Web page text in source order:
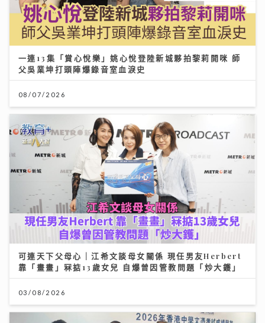
一連13集「賞心悅樂」姚心悅登陸新城夥拍黎莉開咪 師
父吳業坤打頭陣爆錄音室血淚史
08/07/2026
可連天下父母心｜江希文談母女關係 現任男友Herbert
靠「畫畫」冧掂13歲女兒 自爆曾因管教問題「炒大鑊」
03/08/2026